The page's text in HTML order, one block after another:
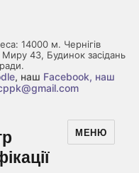
14000 м. Чернігів
43, Будинок засідань
, наш Facebook, наш
МЕНЮ